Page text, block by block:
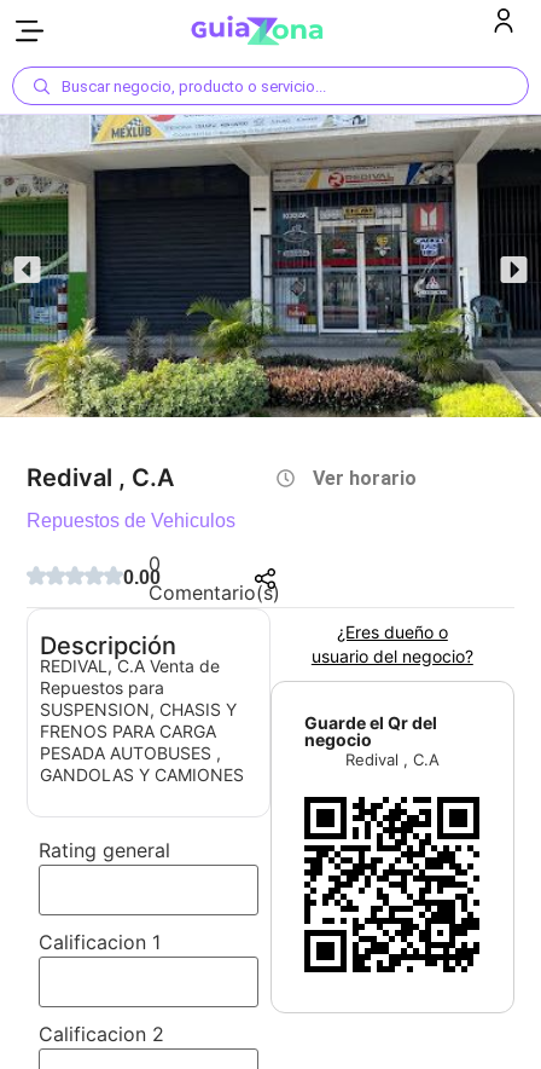
Buscar negocio, producto o servicio...
Redival , C.A
Repuestos de Vehiculos
0.00
0
Comentario(s)
Ver horario
¿Eres dueño o
usuario del negocio?
Guarde el Qr del
negocio
Redival , C.A
Descripción
REDIVAL, C.A Venta de
Repuestos para
SUSPENSION, CHASIS Y
FRENOS PARA CARGA
PESADA AUTOBUSES ,
GANDOLAS Y CAMIONES
Rating general
Calificacion 1
Calificacion 2